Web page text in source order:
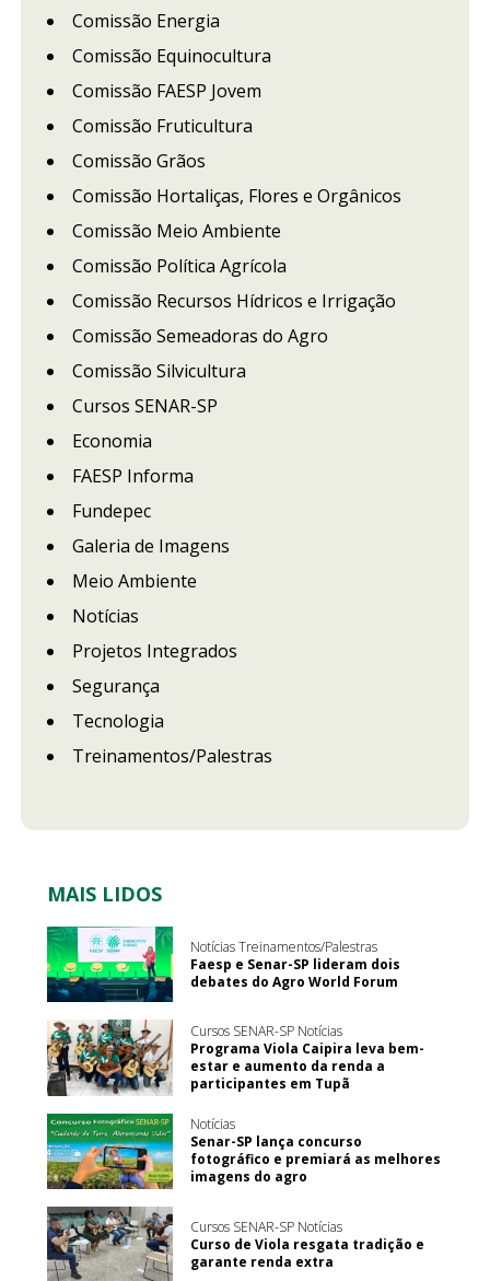
Comissão Energia
Comissão Equinocultura
Comissão FAESP Jovem
Comissão Fruticultura
Comissão Grãos
Comissão Hortaliças, Flores e Orgânicos
Comissão Meio Ambiente
Comissão Política Agrícola
Comissão Recursos Hídricos e Irrigação
Comissão Semeadoras do Agro
Comissão Silvicultura
Cursos SENAR-SP
Economia
FAESP Informa
Fundepec
Galeria de Imagens
Meio Ambiente
Notícias
Projetos Integrados
Segurança
Tecnologia
Treinamentos/Palestras
MAIS LIDOS
Notícias Treinamentos/Palestras
Faesp e Senar-SP lideram dois
debates do Agro World Forum
Cursos SENAR-SP Notícias
Programa Viola Caipira leva bem-
estar e aumento da renda a
participantes em Tupã
Notícias
Senar-SP lança concurso
fotográfico e premiará as melhores
imagens do agro
Cursos SENAR-SP Notícias
Curso de Viola resgata tradição e
garante renda extra